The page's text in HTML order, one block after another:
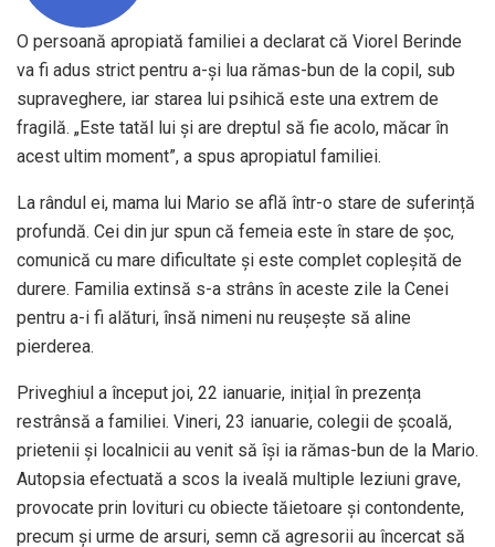
O persoană apropiată familiei a declarat că Viorel Berinde
va fi adus strict pentru a-și lua rămas-bun de la copil, sub
supraveghere, iar starea lui psihică este una extrem de
fragilă. „Este tatăl lui și are dreptul să fie acolo, măcar în
acest ultim moment”, a spus apropiatul familiei.
La rândul ei, mama lui Mario se află într-o stare de suferință
profundă. Cei din jur spun că femeia este în stare de șoc,
comunică cu mare dificultate și este complet copleșită de
durere. Familia extinsă s-a strâns în aceste zile la Cenei
pentru a-i fi alături, însă nimeni nu reușește să aline
pierderea.
Priveghiul a început joi, 22 ianuarie, inițial în prezența
restrânsă a familiei. Vineri, 23 ianuarie, colegii de școală,
prietenii și localnicii au venit să își ia rămas-bun de la Mario.
Autopsia efectuată a scos la iveală multiple leziuni grave,
provocate prin lovituri cu obiecte tăietoare și contondente,
precum și urme de arsuri, semn că agresorii au încercat să